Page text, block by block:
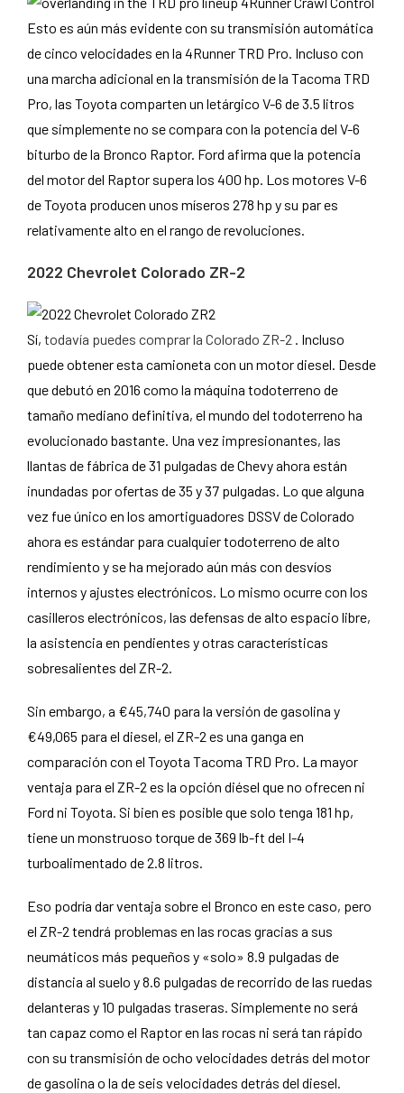
Esto es aún más evidente con su transmisión automática
de cinco velocidades en la 4Runner TRD Pro. Incluso con
una marcha adicional en la transmisión de la Tacoma TRD
Pro, las Toyota comparten un letárgico V-6 de 3.5 litros
que simplemente no se compara con la potencia del V-6
biturbo de la Bronco Raptor. Ford afirma que la potencia
del motor del Raptor supera los 400 hp. Los motores V-6
de Toyota producen unos míseros 278 hp y su par es
relativamente alto en el rango de revoluciones.
2022 Chevrolet Colorado ZR-2
Sí, todavía puedes comprar la Colorado ZR-2 . Incluso
puede obtener esta camioneta con un motor diesel. Desde
que debutó en 2016 como la máquina todoterreno de
tamaño mediano definitiva, el mundo del todoterreno ha
evolucionado bastante. Una vez impresionantes, las
llantas de fábrica de 31 pulgadas de Chevy ahora están
inundadas por ofertas de 35 y 37 pulgadas. Lo que alguna
vez fue único en los amortiguadores DSSV de Colorado
ahora es estándar para cualquier todoterreno de alto
rendimiento y se ha mejorado aún más con desvíos
internos y ajustes electrónicos. Lo mismo ocurre con los
casilleros electrónicos, las defensas de alto espacio libre,
la asistencia en pendientes y otras características
sobresalientes del ZR-2.
Sin embargo, a €45,740 para la versión de gasolina y
€49,065 para el diesel, el ZR-2 es una ganga en
comparación con el Toyota Tacoma TRD Pro. La mayor
ventaja para el ZR-2 es la opción diésel que no ofrecen ni
Ford ni Toyota. Si bien es posible que solo tenga 181 hp,
tiene un monstruoso torque de 369 lb-ft del I-4
turboalimentado de 2.8 litros.
Eso podría dar ventaja sobre el Bronco en este caso, pero
el ZR-2 tendrá problemas en las rocas gracias a sus
neumáticos más pequeños y «solo» 8.9 pulgadas de
distancia al suelo y 8.6 pulgadas de recorrido de las ruedas
delanteras y 10 pulgadas traseras. Simplemente no será
tan capaz como el Raptor en las rocas ni será tan rápido
con su transmisión de ocho velocidades detrás del motor
de gasolina o la de seis velocidades detrás del diesel.